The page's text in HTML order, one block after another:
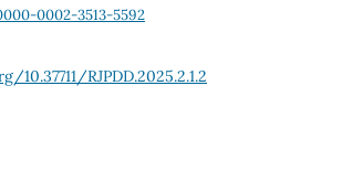
0002-3513-5592
10.37711/RJPDD.2025.2.1.2